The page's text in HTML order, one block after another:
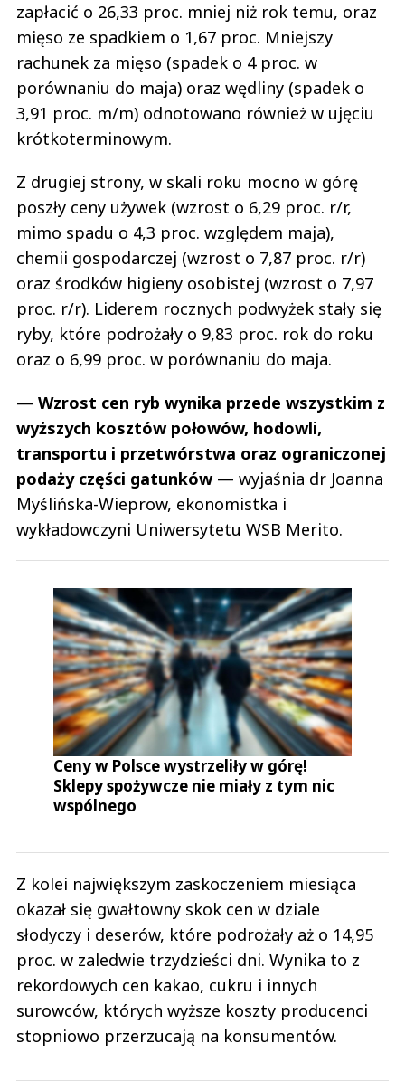
zapłacić o 26,33 proc. mniej niż rok temu, oraz
mięso ze spadkiem o 1,67 proc. Mniejszy
rachunek za mięso (spadek o 4 proc. w
porównaniu do maja) oraz wędliny (spadek o
3,91 proc. m/m) odnotowano również w ujęciu
krótkoterminowym.
Z drugiej strony, w skali roku mocno w górę
poszły ceny używek (wzrost o 6,29 proc. r/r,
mimo spadu o 4,3 proc. względem maja),
chemii gospodarczej (wzrost o 7,87 proc. r/r)
oraz środków higieny osobistej (wzrost o 7,97
proc. r/r). Liderem rocznych podwyżek stały się
ryby, które podrożały o 9,83 proc. rok do roku
oraz o 6,99 proc. w porównaniu do maja.
— Wzrost cen ryb wynika przede wszystkim z
wyższych kosztów połowów, hodowli,
transportu i przetwórstwa oraz ograniczonej
podaży części gatunków — wyjaśnia dr Joanna
Myślińska-Wieprow, ekonomistka i
wykładowczyni Uniwersytetu WSB Merito.
Ceny w Polsce wystrzeliły w górę!
Sklepy spożywcze nie miały z tym nic
wspólnego
Z kolei największym zaskoczeniem miesiąca
okazał się gwałtowny skok cen w dziale
słodyczy i deserów, które podrożały aż o 14,95
proc. w zaledwie trzydzieści dni. Wynika to z
rekordowych cen kakao, cukru i innych
surowców, których wyższe koszty producenci
stopniowo przerzucają na konsumentów.